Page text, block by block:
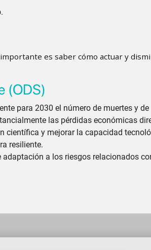
es saber cómo actuar y
(ODS)
para 2030 el número de muertes y de
las pérdidas económicas
científica y mejorar la capacidad
resiliente.
a los riesgos relacionados